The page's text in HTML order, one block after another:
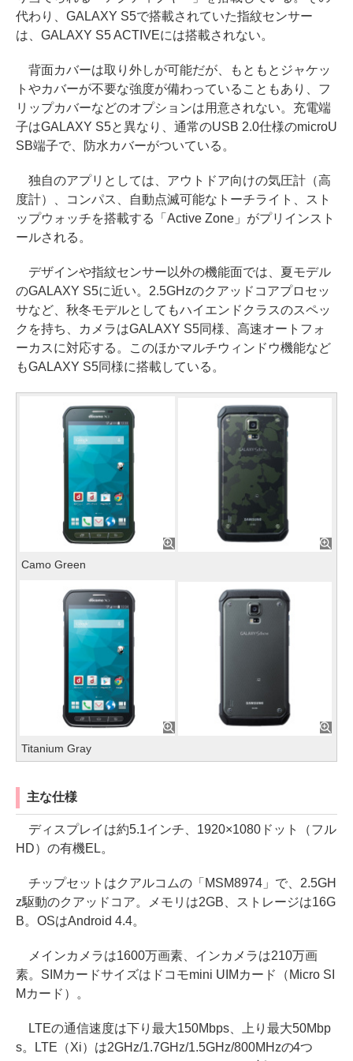
代わり、GALAXY S5で搭載されていた指紋センサー
は、GALAXY S5 ACTIVEには搭載されない。
背面カバーは取り外しが可能だが、もともとジャケッ
トやカバーが不要な強度が備わっていることもあり、フ
リップカバーなどのオプションは用意されない。充電端
子はGALAXY S5と異なり、通常のUSB 2.0仕様のmicroU
SB端子で、防水カバーがついている。
独自のアプリとしては、アウトドア向けの気圧計（高
度計）、コンパス、自動点滅可能なトーチライト、スト
ップウォッチを搭載する「Active Zone」がプリインスト
ールされる。
デザインや指紋センサー以外の機能面では、夏モデル
のGALAXY S5に近い。2.5GHzのクアッドコアプロセッ
サなど、秋冬モデルとしてもハイエンドクラスのスペッ
クを持ち、カメラはGALAXY S5同様、高速オートフォ
ーカスに対応する。このほかマルチウィンドウ機能など
もGALAXY S5同様に搭載している。
Camo Green
Titanium Gray
主な仕様
ディスプレイは約5.1インチ、1920×1080ドット（フル
HD）の有機EL。
チップセットはクアルコムの「MSM8974」で、2.5GH
z駆動のクアッドコア。メモリは2GB、ストレージは16G
B。OSはAndroid 4.4。
メインカメラは1600万画素、インカメラは210万画
素。SIMカードサイズはドコモmini UIMカード（Micro SI
Mカード）。
LTEの通信速度は下り最大150Mbps、上り最大50Mbp
s。LTE（Xi）は2GHz/1.7GHz/1.5GHz/800MHzの4つ